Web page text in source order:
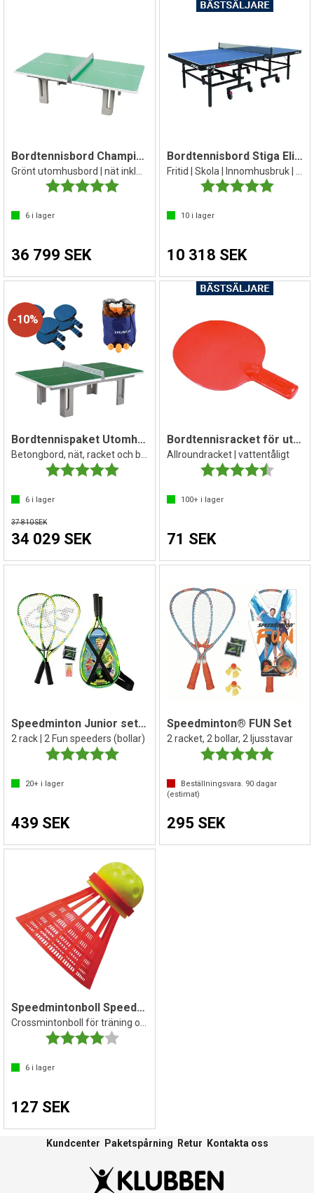
Bordtennisbord Champion rundade kanter
Betyg:
5.0 utav 5 stjärnor
6 i lager
36 799 SEK
Bordtennisbord Stiga Elite Roller
Betyg:
10i lager
10 318 SEK
10%
Bordtennispaket Utomhus
Betongbord, nät, racket och bollar
Betyg:
5.0 utav 5 stjärnor
6 i lager
37 810 SEK
34 029 SEK
Bordtennisracket för utomhusbruk
Allroundracket | vattentåligt
Betyg:
100+i lager
71 SEK
Speedminton Junior set S-JR
2 rack | 2 Fun speeders (bollar)
Betyg:
5.0 utav 5 stjärnor
20+ i lager
439 SEK
Speedminton® FUN Set
2 racket, 2 bollar, 2 ljusstavar
Betyg:
Beställningsvara. 90dagar
(estimat)
295 SEK
Speedmintonboll Speeder FUN 3 st
Betyg:
4.0 utav 5 stjärnor
6 i lager
127 SEK
Kundcenter Paketspårning Retur Kontakta oss